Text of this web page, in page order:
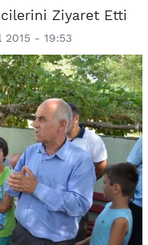
Ziyaret Etti
2015 - 19:53